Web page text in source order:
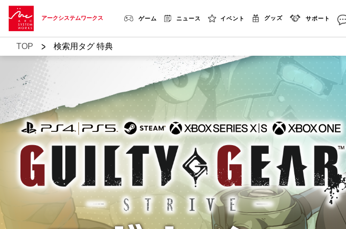
アークシステムワークス ゲーム ニュース イベント グッズ サポート
TOP > 検索用タグ 特典